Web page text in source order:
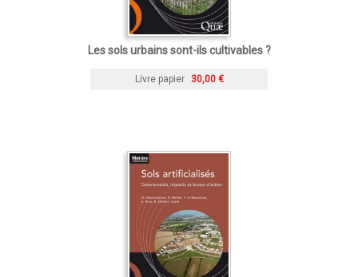
Les sols urbains sont-ils cultivables ?
Livre papier 30,00 €